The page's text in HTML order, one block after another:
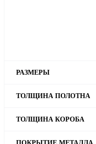
РАЗМЕРЫ
ТОЛЩИНА ПОЛОТНА
ТОЛЩИНА КОРОБА